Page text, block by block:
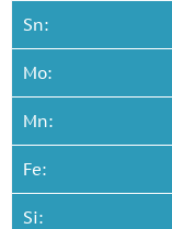
Sn:
Mo:
Mn:
Fe:
Si: